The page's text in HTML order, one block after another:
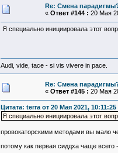
Re: Смена
« Ответ #144 : 20 Мая
Я специально инициировала этот
Audi, vide, tace - si vis vivere in pace.
Re: Смена
« Ответ #145 : 20 Мая
Цитата: terra от 20 Мая 2021, 10:11:25
Я специально инициировала этот
провокаторскими методами вы мало
потому как первая сиддха чаще всего